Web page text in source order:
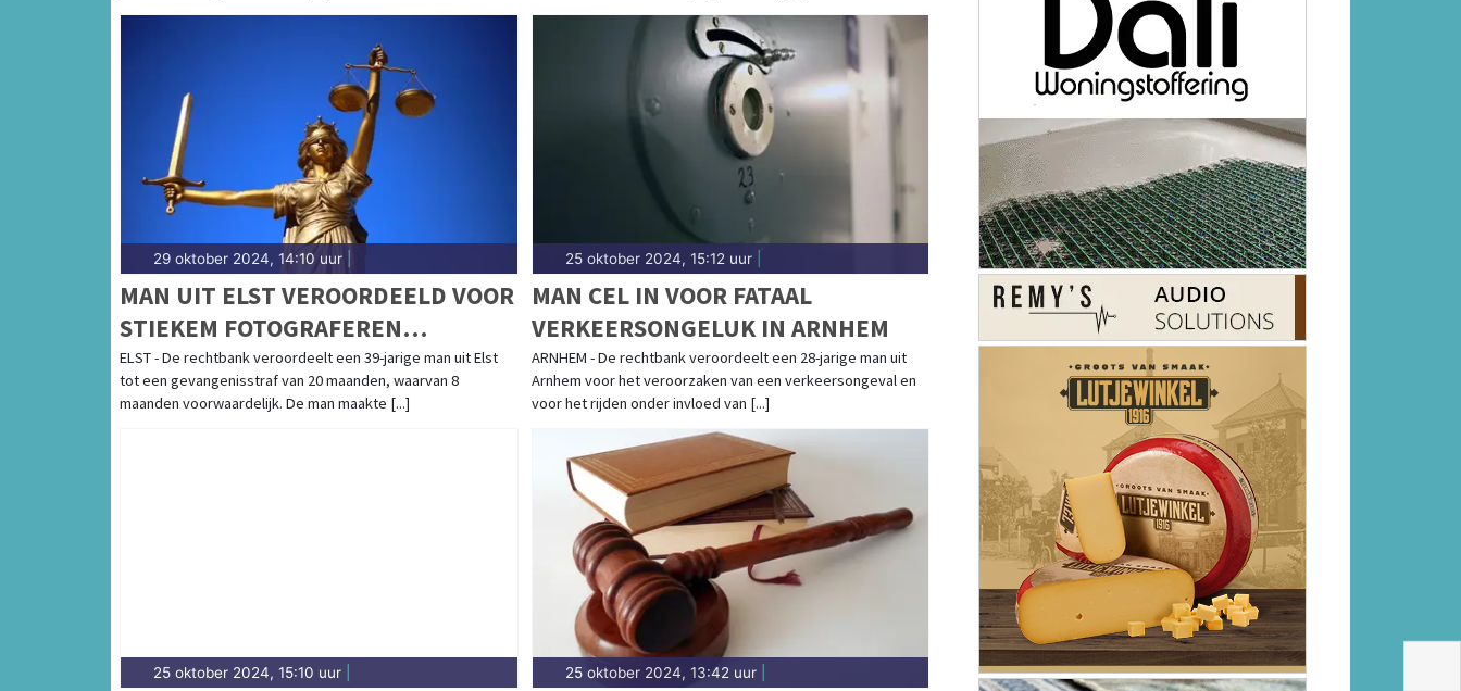
29 oktober 2024, 14:10 uur
MAN UIT ELST VEROORDEELD VOOR
STIEKEM FOTOGRAFEREN
MINDERJARIGE MEISJES
ELST - De rechtbank veroordeelt een 39-jarige man uit Elst
tot een gevangenisstraf van 20 maanden, waarvan 8
maanden voorwaardelijk. De man maakte [...]
25 oktober 2024, 15:12 uur|
MAN CEL IN VOOR FATAAL
VERKEERSONGELUK IN ARNHEM
ARNHEM - De rechtbank veroordeelt een 28-jarige man uit
Arnhem voor het veroorzaken van een verkeersongeval en
voor het rijden onder invloed van [...]
25 oktober 2024, 15:10 uur 25 oktober 2024, 13:42 uur|